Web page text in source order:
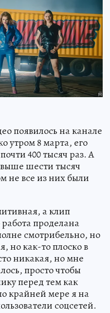
появилось на канале
утром 8 марта, его
400 тысяч раз. А
шести тысяч
не все из них были
а клип
проделана
смотрибельно, но
но как-то плоско в
никакая, но мне
просто чтобы
перед тем как
крайней мере я на
соцсетей.